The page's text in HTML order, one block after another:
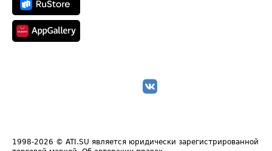
1998-2026 © ATI.SU является юридически зарегистрированной